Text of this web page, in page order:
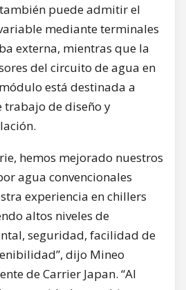
puede admitir el
mediante terminales
externa, mientras que la
del circuito de agua en
está destinada a
trabajo de diseño y
hemos mejorado nuestros
agua convencionales
experiencia en chillers
altos niveles de
seguridad, facilidad de
dijo Mineo
de Carrier Japan. “Al